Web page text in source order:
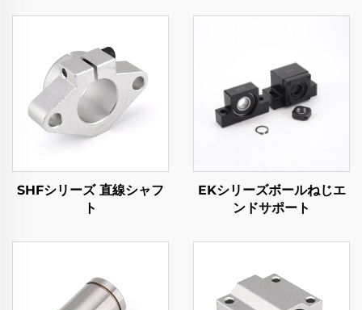
SHFシリーズ 直線シャフ
ト
EKシリーズボールねじエ
ンドサポート